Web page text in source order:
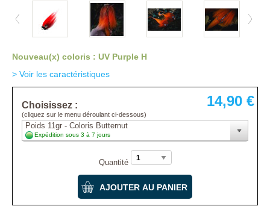
Nouveau(x) coloris : UV Purple H
> Voir les caractéristiques
14,90 €
Choisissez :
(cliquez sur le menu déroulant ci-dessous)
Poids 11gr - Coloris Butternut
Expédition sous 3 à 7 jours
Quantité